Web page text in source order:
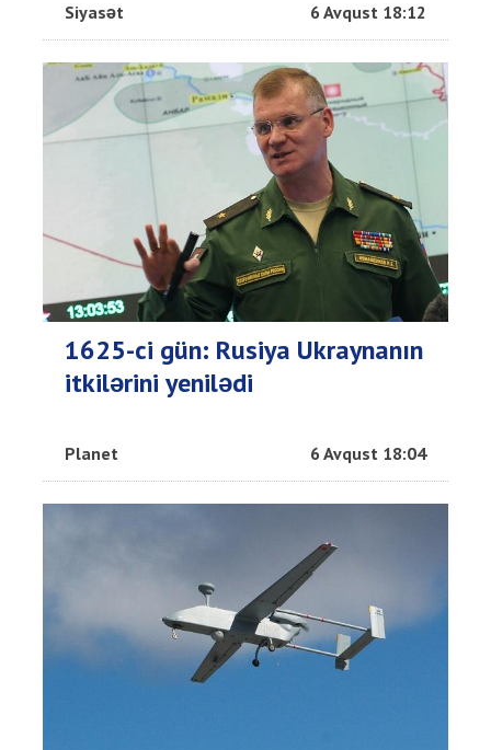
Siyasət 6 Avqust 18:12
1625-ci gün: Rusiya Ukraynanın
itkilərini yenilədi
Planet 6 Avqust 18:04